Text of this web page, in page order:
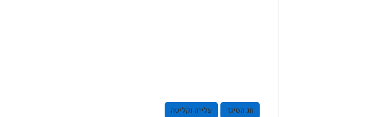
חג הסיגד עלייה וקליטה